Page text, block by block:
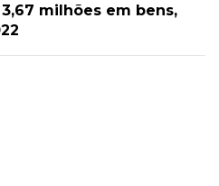
milhões em bens,